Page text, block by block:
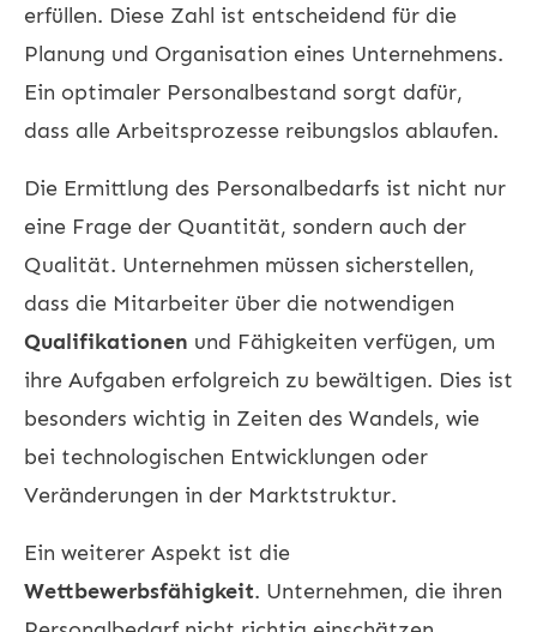
erfüllen. Diese Zahl ist entscheidend für die
Planung und Organisation eines Unternehmens.
Ein optimaler Personalbestand sorgt dafür,
dass alle Arbeitsprozesse reibungslos ablaufen.
Die Ermittlung des Personalbedarfs ist nicht nur
eine Frage der Quantität, sondern auch der
Qualität. Unternehmen müssen sicherstellen,
dass die Mitarbeiter über die notwendigen
Qualifikationen und Fähigkeiten verfügen, um
ihre Aufgaben erfolgreich zu bewältigen. Dies ist
besonders wichtig in Zeiten des Wandels, wie
bei technologischen Entwicklungen oder
Veränderungen in der Marktstruktur.
Ein weiterer Aspekt ist die
Wettbewerbsfähigkeit. Unternehmen, die ihren